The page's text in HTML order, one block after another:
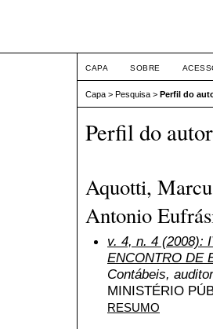
CAPA SOBRE
Capa > Pesquisa > Perfil do
Perfil do autor
Aquotti,
Antonio
v. 4, n. 4 (2008):
ENCONTRO DE
Contábeis,
MINISTÉRIO
RESUMO